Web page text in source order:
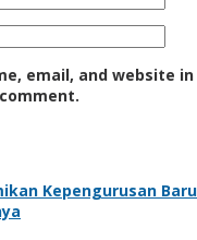
email, and website
Kepengurusan Baru